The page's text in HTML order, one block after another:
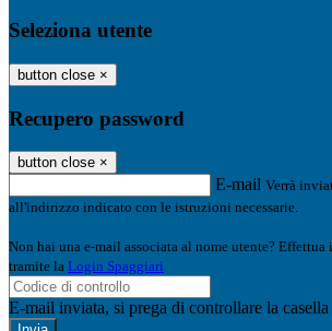
Seleziona utente
button close ×
Recupero password
button close ×
E-mail Verrà
all'indirizzo indicato con le istruzioni necessarie.
Non hai una e-mail associata al nome utente? Effettua
tramite la Login Spaggiari
E-mail inviata, si prega di controllare la